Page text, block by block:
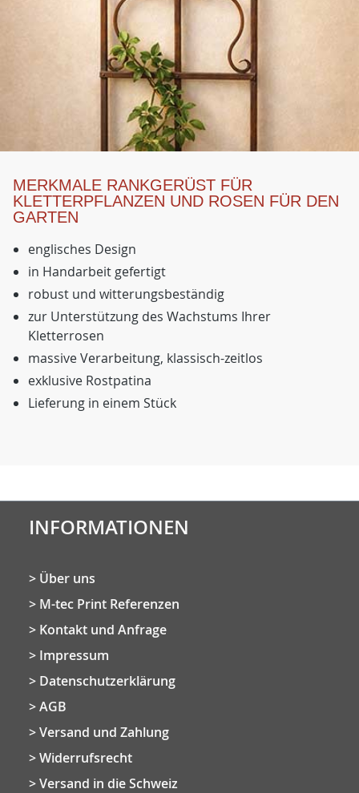
MERKMALE RANKGERÜST FÜR
KLETTERPFLANZEN UND ROSEN FÜR DEN
GARTEN
englisches Design
in Handarbeit gefertigt
robust und witterungsbeständig
zur Unterstützung des Wachstums Ihrer
Kletterrosen
massive Verarbeitung, klassisch-zeitlos
exklusive Rostpatina
Lieferung in einem Stück
INFORMATIONEN
Über uns
M-tec Print Referenzen
Kontakt und Anfrage
Impressum
Datenschutzerklärung
AGB
Versand und Zahlung
Widerrufsrecht
Versand in die Schweiz